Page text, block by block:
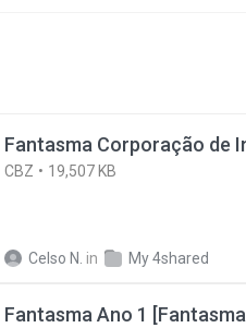
Fantasma Corporação de
CBZ 19,507 KB
Celso N. in My 4shared
Fantasma Ano 1